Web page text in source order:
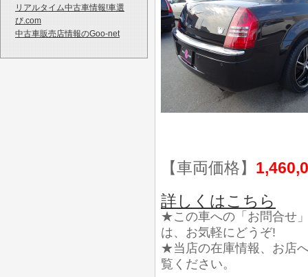
リアルタイム中古車情報!車選
び.com
中古車販売店情報のGoo-net
【車両価格】
詳しくはこちら
★この車への「お問合せ
は、お気軽にどうぞ!
★当店の在庫情報、お店
覧ください。